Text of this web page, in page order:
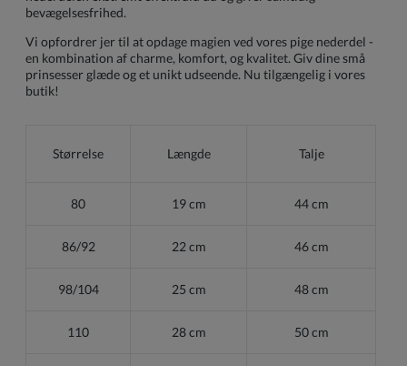
bevægelsesfrihed.
Vi opfordrer jer til at opdage magien ved vores pige nederdel -
en kombination af charme, komfort, og kvalitet. Giv dine små
prinsesser glæde og et unikt udseende. Nu tilgængelig i vores
butik!
Størrelse Længde Talje
80 19 cm 44 cm
86/92 22 cm 46 cm
98/104 25 cm 48 cm
110 28 cm 50 cm